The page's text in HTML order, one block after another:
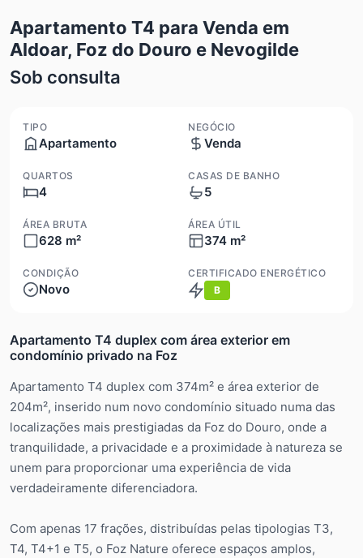
Apartamento T4 para Venda em
Aldoar, Foz do Douro e Nevogilde
Sob consulta
TIPO
Apartamento
NEGÓCIO
Venda
QUARTOS
4
CASAS DE BANHO
5
ÁREA BRUTA
628 m²
ÁREA ÚTIL
374 m²
CONDIÇÃO
Novo
CERTIFICADO ENERGÉTICO
B
Apartamento T4 duplex com área exterior em
condomínio privado na Foz
Apartamento T4 duplex com 374m² e área exterior de
204m², inserido num novo condomínio situado numa das
localizações mais prestigiadas da Foz do Douro, onde a
tranquilidade, a privacidade e a proximidade à natureza se
unem para proporcionar uma experiência de vida
verdadeiramente diferenciadora.
Com apenas 17 frações, distribuídas pelas tipologias T3,
T4, T4+1 e T5, o Foz Nature oferece espaços amplos,